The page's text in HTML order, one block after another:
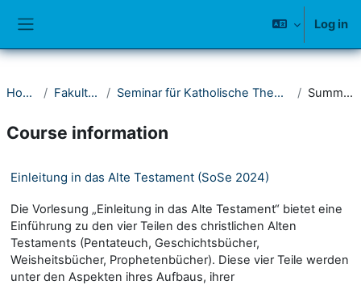
Log in
Home Fakultät I Seminar für Katholische Theologie Summary
Course information
Einleitung in das Alte Testament (SoSe 2024)
Die Vorlesung „Einleitung in das Alte Testament“ bietet eine
Einführung zu den vier Teilen des christlichen Alten
Testaments (Pentateuch, Geschichtsbücher,
Weisheitsbücher, Prophetenbücher). Diese vier Teile werden
unter den Aspekten ihres Aufbaus, ihrer